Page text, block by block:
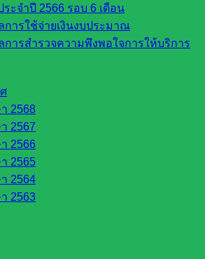
ะจำปี 2566 รอบ 6 เดือน
การใช้จ่ายเงินงบประมาณ
การสำรวจความพึงพอใจการให้บริการ
2568
2567
2566
2565
2564
2563